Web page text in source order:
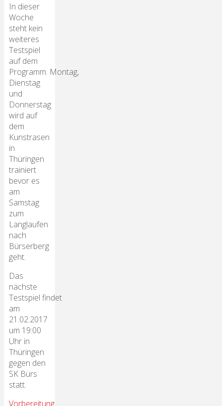
In dieser
Woche
steht kein
weiteres
Testspiel
auf dem
Programm. Montag,
Dienstag
und
Donnerstag
wird auf
dem
Kunstrasen
in
Thüringen
trainiert
bevor es
am
Samstag
zum
Langlaufen
nach
Bürserberg
geht.
Das
nächste
Testspiel findet
am
21.02.2017
um 19:00
Uhr in
Thüringen
gegen den
SK Bürs
statt.
Vorbereitung